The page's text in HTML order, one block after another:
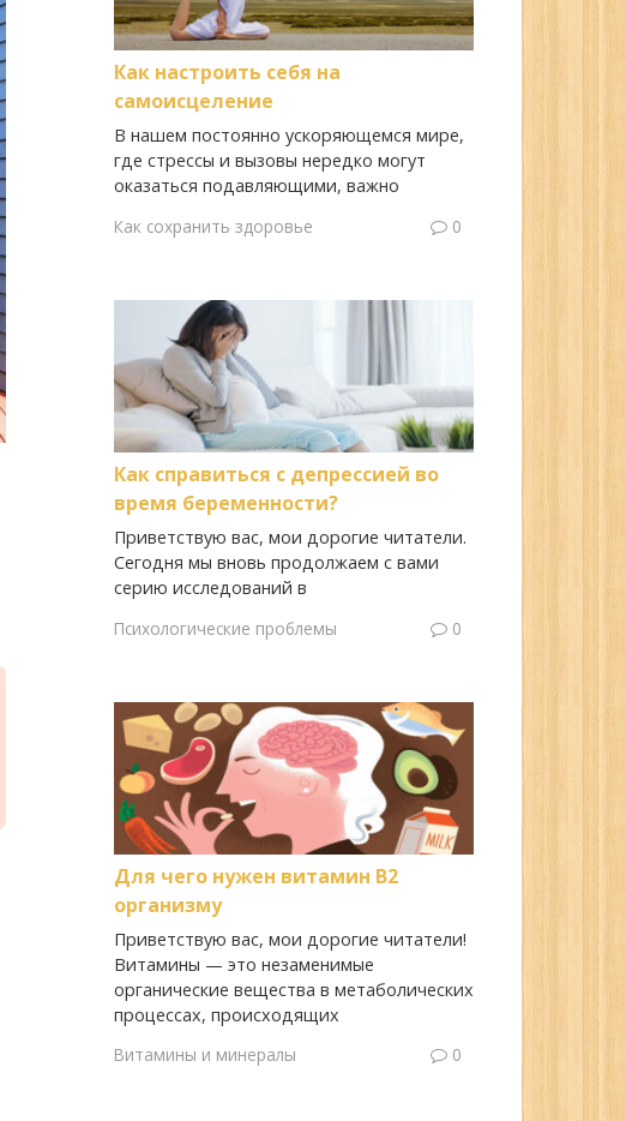
Как настроить себя на
самоисцеление
В нашем постоянно ускоряющемся мире,
где стрессы и вызовы нередко могут
оказаться подавляющими, важно
Как сохранить здоровье
0
Как справиться с депрессией во
время беременности?
Приветствую вас, мои дорогие читатели.
Сегодня мы вновь продолжаем с вами
серию исследований в
Психологические проблемы
0
Для чего нужен витамин B2
организму
Приветствую вас, мои дорогие читатели!
Витамины — это незаменимые
органические вещества в метаболических
процессах, происходящих
Витамины и минералы
0